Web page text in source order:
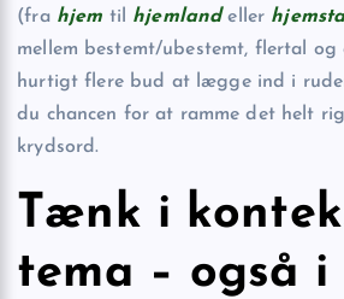
(fra hjem til hjemlandeller
mellem bestemt/ubestemt, flertal
hurtigt flere bud at lægge ind i
du chancen for at ramme det helt
krydsord.
Tænk i
tema – også i